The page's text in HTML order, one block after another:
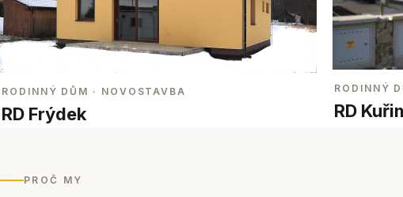
RODINNÝ DŮM · NOVOSTAVBA
RD Frýdek
RODINNÝ
RD
PROČ MY